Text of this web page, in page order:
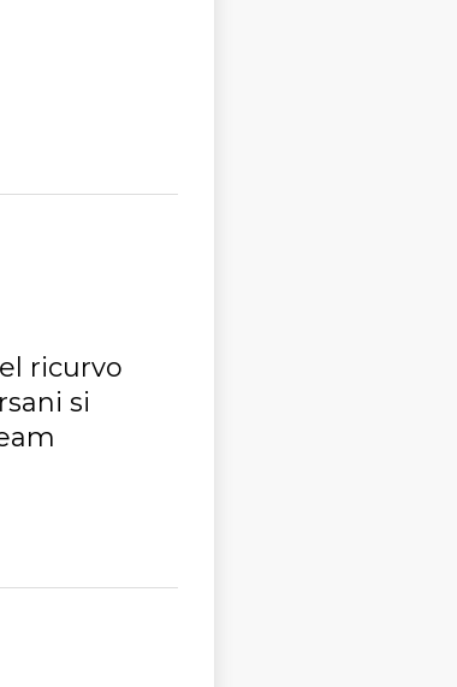
ricurvo
si